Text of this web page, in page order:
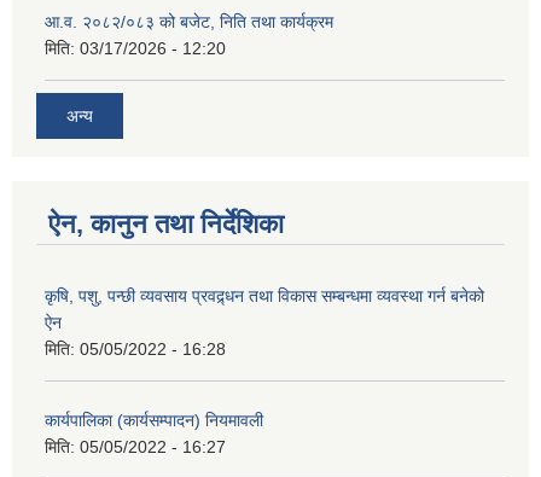
आ.व. २०८२/०८३ को बजेट, निति तथा कार्यक्रम
मिति: 03/17/2026 - 12:20
अन्य
ऐन, कानुन तथा निर्देशिका
कृषि, पशु, पन्छी व्यवसाय प्रवद्र्धन तथा विकास सम्बन्धमा व्यवस्था गर्न बनेको
ऐन
मिति: 05/05/2022 - 16:28
कार्यपालिका (कार्यसम्पादन) नियमावली
मिति: 05/05/2022 - 16:27